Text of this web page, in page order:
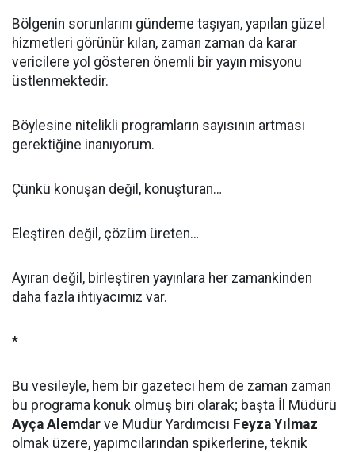
Bölgenin sorunlarını gündeme taşıyan, yapılan güzel
hizmetleri görünür kılan, zaman zaman da karar
vericilere yol gösteren önemli bir yayın misyonu
üstlenmektedir.
Böylesine nitelikli programların sayısının artması
gerektiğine inanıyorum.
Çünkü konuşan değil, konuşturan…
Eleştiren değil, çözüm üreten…
Ayıran değil, birleştiren yayınlara her zamankinden
daha fazla ihtiyacımız var.
*
Bu vesileyle, hem bir gazeteci hem de zaman zaman
bu programa konuk olmuş biri olarak; başta İl Müdürü
Ayça Alemdar ve Müdür Yardımcısı Feyza Yılmaz
olmak üzere, yapımcılarından spikerlerine, teknik